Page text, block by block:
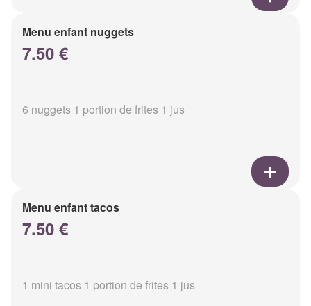
Menu enfant nuggets
7.50 €
6 nuggets 1 portion de frites 1 jus
Menu enfant tacos
7.50 €
1 mini tacos 1 portion de frites 1 jus